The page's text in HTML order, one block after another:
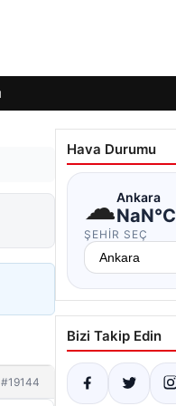
#19144
Hava Durumu
☁Ankara
NaN°C
ŞEHIR SEÇ
Bizi Takip Edin